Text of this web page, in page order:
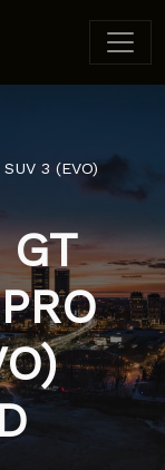
3 (EVO)